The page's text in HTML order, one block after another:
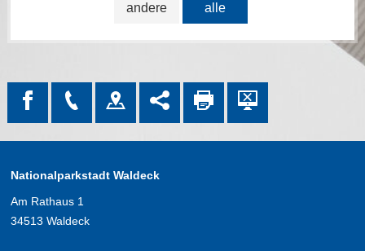
alle
andere
Nationalparkstadt Waldeck
Am Rathaus 1
34513 Waldeck